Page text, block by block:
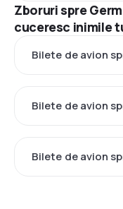
Zboruri spre
cuceresc inimile
Bilete de avion
Bilete de avion
Bilete de avion